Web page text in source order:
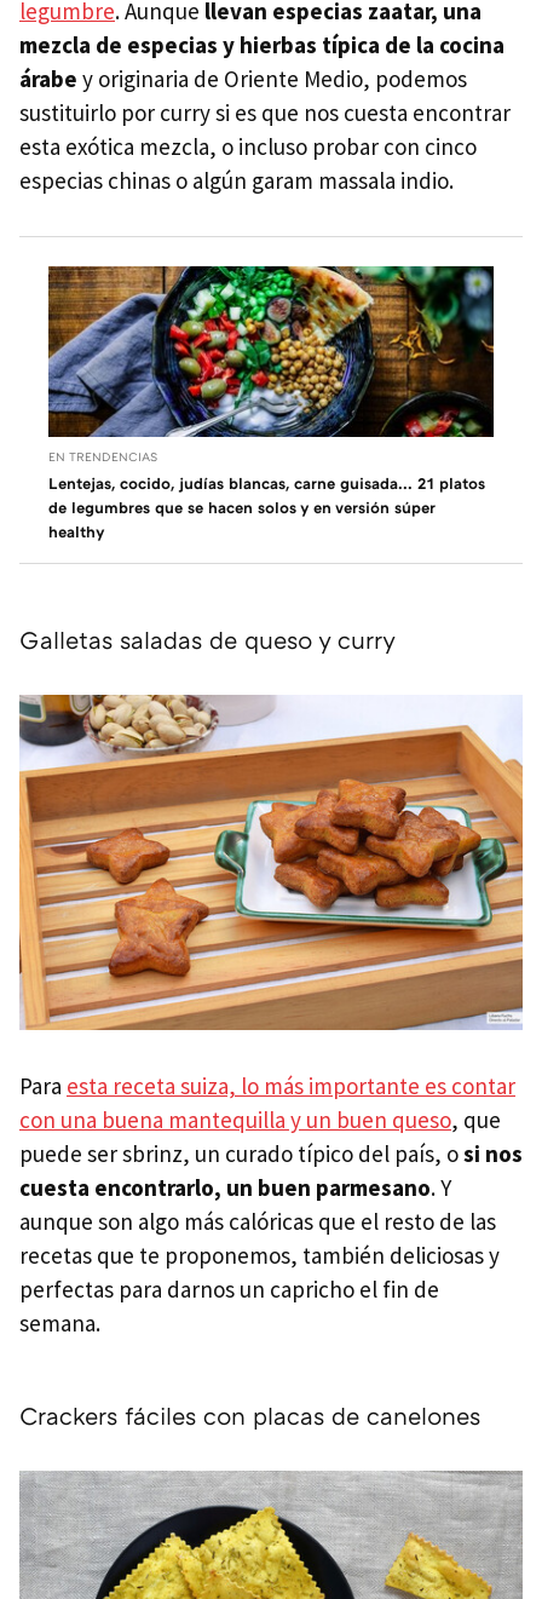
legumbre. Aunque llevan especias zaatar, una
mezcla de especias y hierbas típica de la cocina
árabe y originaria de Oriente Medio, podemos
sustituirlo por curry si es que nos cuesta encontrar
esta exótica mezcla, o incluso probar con cinco
especias chinas o algún garam massala indio.
EN TRENDENCIAS
Lentejas, cocido, judías blancas, carne guisada... 21 platos
de legumbres que se hacen solos y en versión súper
healthy
Galletas saladas de queso y curry
Para esta receta suiza, lo más importante es contar
con una buena mantequilla y un buen queso, que
puede ser sbrinz, un curado típico del país, osi nos
cuesta encontrarlo, un buen parmesano. Y
aunque son algo más calóricas que el resto de las
recetas que te proponemos, también deliciosas y
perfectas para darnos un capricho el fin de
semana.
Crackers fáciles con placas de canelones